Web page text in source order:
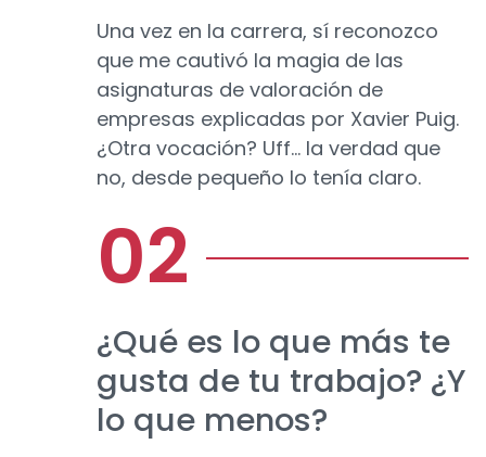
Una vez en la carrera, sí reconozco
que me cautivó la magia de las
asignaturas de valoración de
empresas explicadas por Xavier Puig.
¿Otra vocación? Uff… la verdad que
no, desde pequeño lo tenía claro.
¿Qué es lo que más te
gusta de tu trabajo? ¿Y
lo que menos?